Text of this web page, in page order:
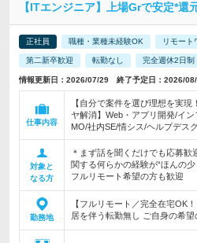
【ITエンジニア】上場Grで安定*還
正社員 職種・業種未経験OK リモート
第二新卒歓迎 転勤なし 完全週休2日制
情報更新日：2026/07/29 終了予定日：2026/
仕事内容
【自分で案件を選び理想を実
ヤ解消】Web・アプリ開発/イ
MO/社内SE/情シス/ヘルプデスク
対象と
なる方
＊まず話を聞くだけでも応募
関する何らかの経験が“ほんの
フルリモート希望の方も歓迎
勤務地
【フルリモート／完全在宅OK
居を伴う転勤無し ご自身の希望